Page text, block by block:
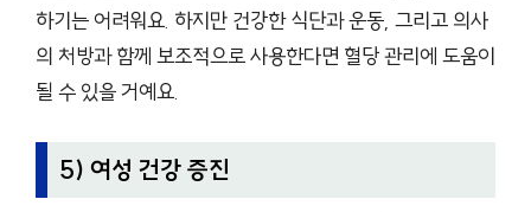
하기는 어려워요. 하지만 건강한 식단과 운동, 그리고 의사
의 처방과 함께 보조적으로 사용한다면 혈당 관리에 도움이
될 수 있을 거예요.
5) 여성 건강 증진